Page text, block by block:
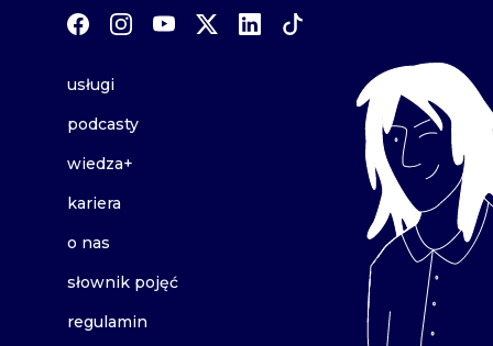
usługi
podcasty
wiedza+
kariera
o nas
słownik pojęć
regulamin